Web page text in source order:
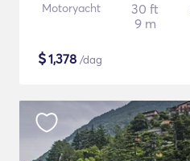
Motoryacht
30 ft
9 m
$1,378 /dag